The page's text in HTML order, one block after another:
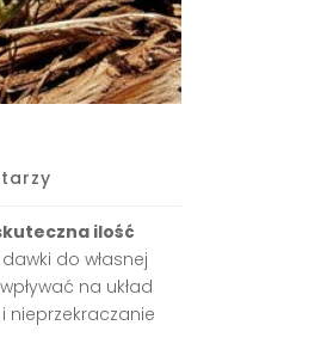
ilość
do własnej
na układ
nieprzekraczanie